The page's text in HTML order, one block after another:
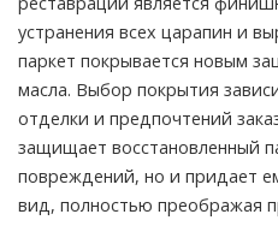
устранения всех царапин и
паркет покрывается новым
масла. Выбор покрытия
отделки и предпочтений
защищает восстановленный
повреждений, но и придает
вид, полностью преображая